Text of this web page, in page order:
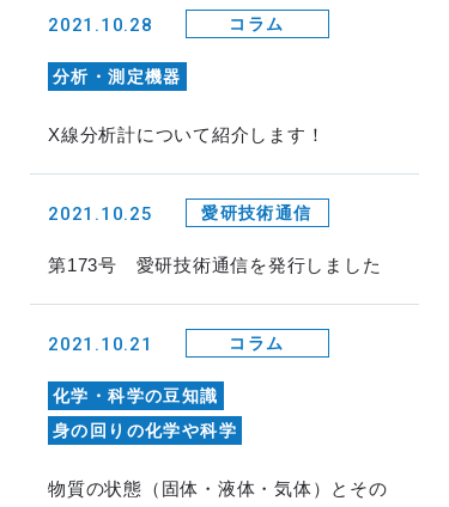
2021.10.28 コラム
分析・測定機器
X線分析計について紹介します！
2021.10.25 愛研技術通信
第173号 愛研技術通信を発行しました
2021.10.21 コラム
化学・科学の豆知識
身の回りの化学や科学
物質の状態（固体・液体・気体）とその